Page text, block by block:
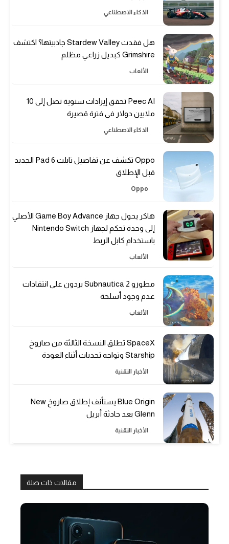
الذكاء الاصطناعي
هل فقدت Stardew Valley جاذبيتها؟ اكتشف
Grimshire كبديل زراعي مظلم
الألعاب
Peec AI تحقق إيرادات سنوية تصل إلى 10
ملايين دولار في فترة قصيرة
الذكاء الاصطناعي
Oppo تكشف عن تفاصيل تابلت Pad 6 الجديد
قبل الإطلاق
Oppo
هاكر يحول جهاز Game Boy Advance الأصلي
إلى وحدة تحكم لجهاز Nintendo Switch
باستخدام كابل الربط
الألعاب
مطورو Subnautica 2 يردون على انتقادات
عدم وجود أسلحة
الألعاب
SpaceX تطلق النسخة الثالثة من صاروخ
Starship وتواجه تحديات أثناء العودة
الأخبار التقنية
Blue Origin يستأنف إطلاق صاروخ New
Glenn بعد حادثة أبريل
الأخبار التقنية
مقالات ذات صلة